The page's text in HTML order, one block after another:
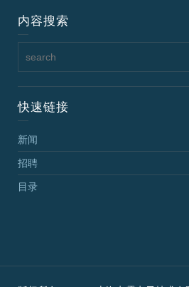
内容搜索
快速链接
新闻
招聘
目录